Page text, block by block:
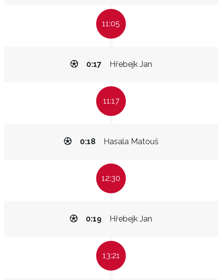
11:05
Hřebejk Jan
0:17
11:17
Hasala Matouš
0:18
12:30
Hřebejk Jan
0:19
13:21